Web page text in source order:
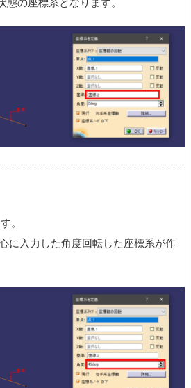
態の座標系となります。
。
に入力した角度回転した座標系が作